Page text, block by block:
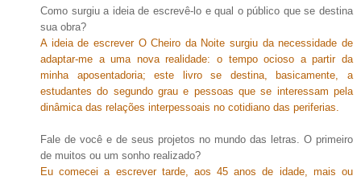
Como surgiu a ideia de escrevê-lo e qual o público que se destina
sua obra?
A ideia de escrever O Cheiro da Noite surgiu da necessidade de
adaptar-me a uma nova realidade: o tempo ocioso a partir da
minha aposentadoria; este livro se destina, basicamente, a
estudantes do segundo grau e pessoas que se interessam pela
dinâmica das relações interpessoais no cotidiano das periferias.
Fale de você e de seus projetos no mundo das letras. O primeiro
de muitos ou um sonho realizado?
Eu comecei a escrever tarde, aos 45 anos de idade, mais ou